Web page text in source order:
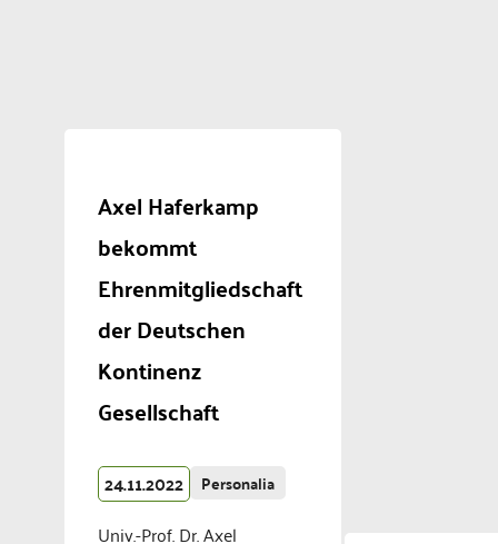
Axel Haferkamp
bekommt
Ehrenmitgliedschaft
der Deutschen
Kontinenz
Gesellschaft
24.11.2022 Personalia
Univ.-Prof. Dr. Axel